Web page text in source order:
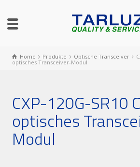
Home Produkte Optische Transceiver
optisches Transceiver-Modul
CXP-120G-SR10
optisches
Modul